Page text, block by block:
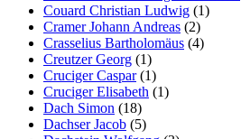
Couard Christian Ludwig (1)
Cramer Johann Andreas (2)
Crasselius Bartholomäus (4)
Creutzer Georg (1)
Cruciger Caspar(1)
Cruciger Elisabeth (1)
Dach Simon (18)
Dachser Jacob (5)